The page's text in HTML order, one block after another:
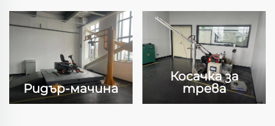
Ридър-мачина
Косачка за
трева